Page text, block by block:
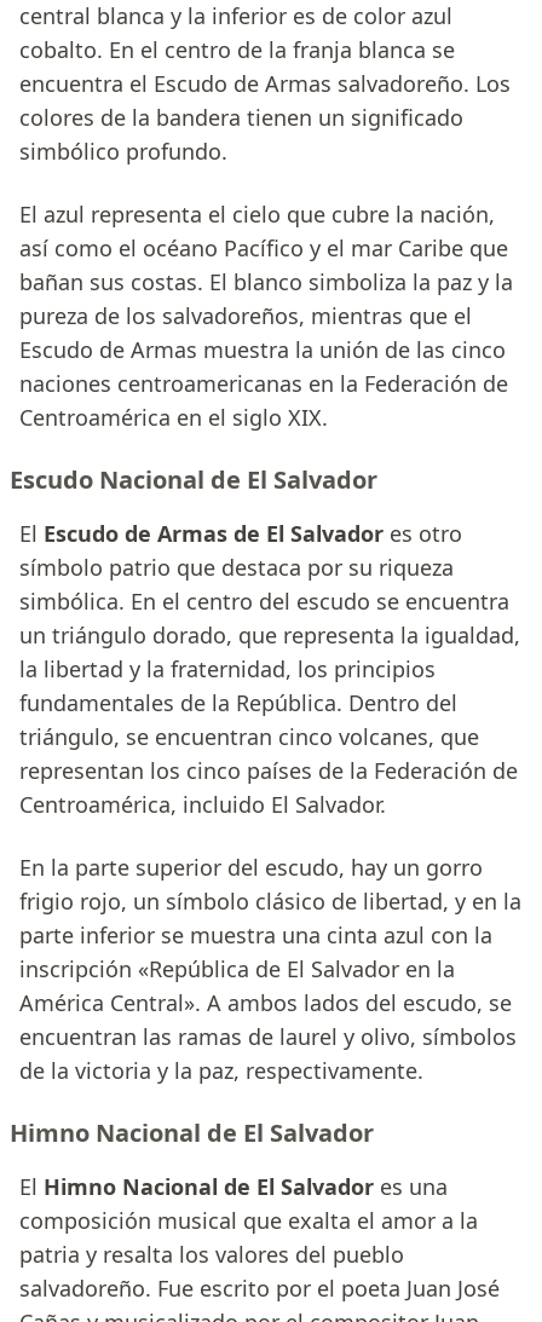
central blanca y la inferior es de color azul
cobalto. En el centro de la franja blanca se
encuentra el Escudo de Armas salvadoreño. Los
colores de la bandera tienen un significado
simbólico profundo.
El azul representa el cielo que cubre la nación,
así como el océano Pacífico y el mar Caribe que
bañan sus costas. El blanco simboliza la paz y la
pureza de los salvadoreños, mientras que el
Escudo de Armas muestra la unión de las cinco
naciones centroamericanas en la Federación de
Centroamérica en el siglo XIX.
Escudo Nacional de El Salvador
El Escudo de Armas de El Salvador es otro
símbolo patrio que destaca por su riqueza
simbólica. En el centro del escudo se encuentra
un triángulo dorado, que representa la igualdad,
la libertad y la fraternidad, los principios
fundamentales de la República. Dentro del
triángulo, se encuentran cinco volcanes, que
representan los cinco países de la Federación de
Centroamérica, incluido El Salvador.
En la parte superior del escudo, hay un gorro
frigio rojo, un símbolo clásico de libertad, y en la
parte inferior se muestra una cinta azul con la
inscripción «República de El Salvador en la
América Central». A ambos lados del escudo, se
encuentran las ramas de laurel y olivo, símbolos
de la victoria y la paz, respectivamente.
Himno Nacional de El Salvador
El Himno Nacional de El Salvador es una
composición musical que exalta el amor a la
patria y resalta los valores del pueblo
salvadoreño. Fue escrito por el poeta Juan José